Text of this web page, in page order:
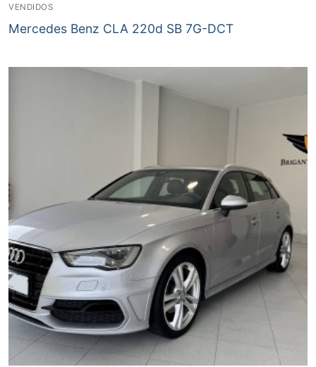
VENDIDOS
Mercedes Benz CLA 220d SB 7G-DCT